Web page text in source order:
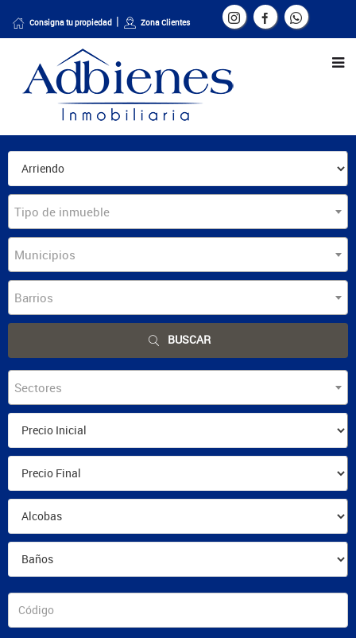
Consigna tu propiedad Zona Clientes
Tipo de inmueble
Municipios
Barrios
BUSCAR
Sectores